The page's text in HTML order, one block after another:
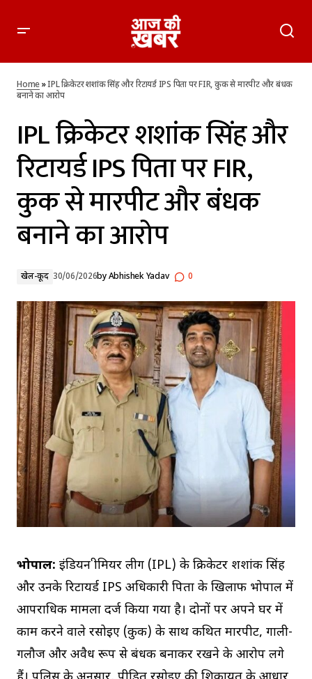
और बंधक बनाने का आरोप
Home»IPL क्रिकेटर शशांक सिंह और रिटायर्ड IPS पिता पर FIR, कुक से मारपीट और बंधक
बनाने का आरोप
IPL क्रिकेटर शशांक सिंह और
रिटायर्ड IPS पिता पर FIR,
कुक से मारपीट और बंधक
बनाने का आरोप
खेल-कूद 30/06/2026byAbhishek Yadav 0
भोपाल: इंडियन प्रीमियर लीग (IPL) के क्रिकेटर शशांक सिंह
और उनके रिटायर्ड IPS अधिकारी पिता के खिलाफ भोपाल में
आपराधिक मामला दर्ज किया गया है। दोनों पर अपने घर में
काम करने वाले रसोइए (कुक) के साथ कथित मारपीट, गाली-
गलौज और अवैध रूप से बंधक बनाकर रखने के आरोप लगे